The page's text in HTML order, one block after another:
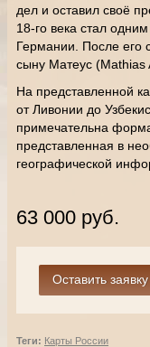
дел и оставил своё
18-го века стал
Германии. После его
сыну Матеус (Mathias
На представленной
от Ливонии до
примечательна
представленная в
географической
63 000 руб.
Теги: Карты России